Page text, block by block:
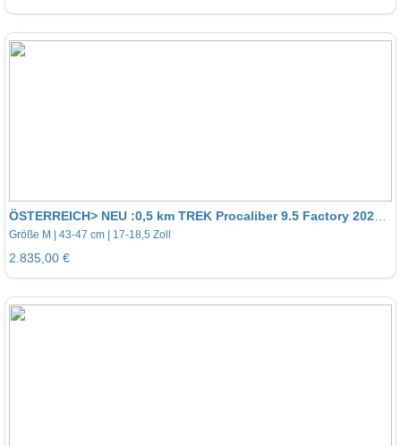
ÖSTERREICH> NEU :0,5 km TREK Procaliber 9.5 Factory 2025 | Größe ML | Preis VHB, Carbon Hardtail
Größe M | 43-47 cm | 17-18,5 Zoll
2.835,00 €